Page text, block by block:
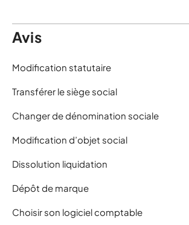
Avis
Modification statutaire
Transférer le siège social
Changer de dénomination sociale
Modification d’objet social
Dissolution liquidation
Dépôt de marque
Choisir son logiciel comptable